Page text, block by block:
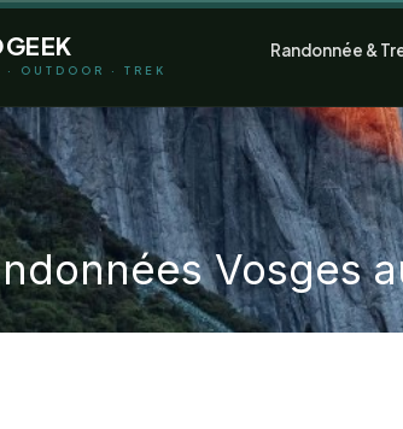
· OUTDOOR · TREK
Randonnée &
Vosges